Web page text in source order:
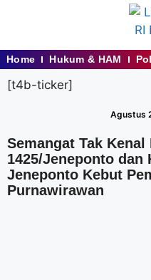
Home Hukum & HAM
[t4b-ticker]
Agustus
Semangat Tak
1425/Jeneponto dan
Jeneponto Kebut
Purnawirawan